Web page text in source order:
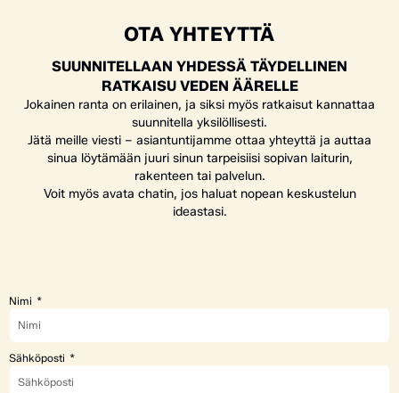
OTA YHTEYTTÄ
SUUNNITELLAAN YHDESSÄ TÄYDELLINEN
RATKAISU VEDEN ÄÄRELLE
Jokainen ranta on erilainen, ja siksi myös ratkaisut kannattaa
suunnitella yksilöllisesti.
Jätä meille viesti – asiantuntijamme ottaa yhteyttä ja auttaa
sinua löytämään juuri sinun tarpeisiisi sopivan laiturin,
rakenteen tai palvelun.
Voit myös avata chatin, jos haluat nopean keskustelun
ideastasi.
Nimi
Sähköposti